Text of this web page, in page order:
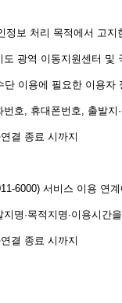
보 처리 목적에서 고
광역 이동지원센터 및
이용에 필요한 이용자
호, 휴대폰번호, 출발지
결 종료 시까지
6000) 서비스 이용 연
명·목적지명·이용시간
결 종료 시까지